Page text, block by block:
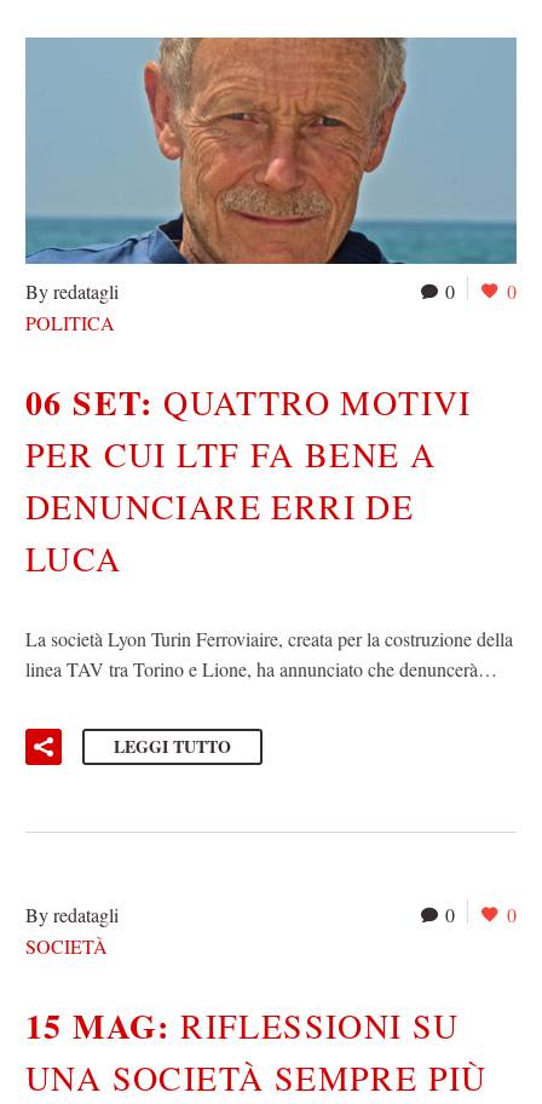
0 0
By redatagli
POLITICA
06 SET: QUATTRO MOTIVI
PER CUI LTF FA BENE A
DENUNCIARE ERRI DE
LUCA
La società Lyon Turin Ferroviaire, creata per la costruzione della
linea TAV tra Torino e Lione, ha annunciato che denuncerà…
LEGGI TUTTO
0 0
By redatagli
SOCIETÀ
15 MAG:RIFLESSIONI SU
UNA SOCIETÀ SEMPRE PIÙ